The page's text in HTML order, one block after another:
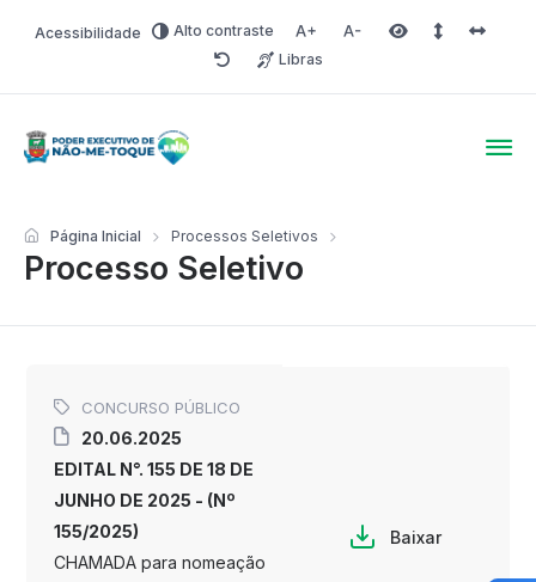
Acessibilidade Alto contraste Aumentar fonte
Diminuir fonteÁrea selecionada
Espaço
RedefinirLibras
Processo Seletivo
Página Inicial Processos Seletivos
CONCURSO PÚBLICO
20.06.2025
EDITAL N°. 155 DE 18 DE
JUNHO DE 2025 - (Nº
155/2025)
CHAMADA para nomeação
Baixar